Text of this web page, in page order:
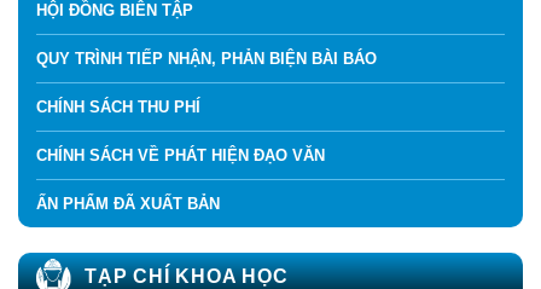
HỘI ĐỒNG BIÊN TẬP
QUY TRÌNH TIẾP NHẬN, PHẢN BIỆN BÀI BÁO
CHÍNH SÁCH THU PHÍ
CHÍNH SÁCH VỀ PHÁT HIỆN ĐẠO VĂN
ẤN PHẨM ĐÃ XUẤT BẢN
TẠP CHÍ KHOA HỌC